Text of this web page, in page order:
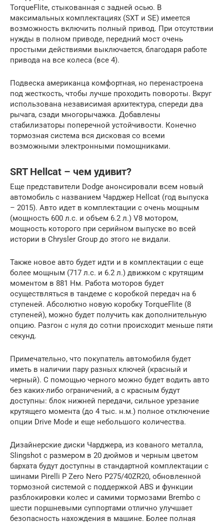
TorqueFlite, стыкованная с задней осью. В
максимальных комплектациях (SXT и SE) имеется
возможность включить полный привод. При отсутствии
нужды в полном приводе, передний мост очень
простыми действиями выключается, благодаря работе
привода на все колеса (все 4).
Подвеска американца комфортная, но перенастроена
под жесткость, чтобы лучше проходить повороты. Вкруг
использована независимая архитектура, спереди два
рычага, сзади многорычажка. Добавлены
стабилизаторы поперечной устойчивости. Конечно
тормозная система вся дисковая со всеми
возможными электронными помощниками.
SRT Hellcat – чем удивит?
Еще представители Dodge анонсировали всем новый
автомобиль с названием Чарджер Hellcat (год выпуска
– 2015). Авто идет в комплектации с очень мощным
(мощность 600 л.с. и объем 6.2 л.) V8 мотором,
мощность которого при серийном выпуске во всей
истории в Chrysler Group до этого не видали.
Также новое авто будет идти и в комплектации с еще
более мощным (717 л.с. и 6.2 л.) движком с крутящим
моментом в 881 Нм. Работа моторов будет
осуществляться в тандеме с коробкой передач на 6
ступеней. Абсолютно новую коробку TorqueFlite (8
ступеней), можно будет получить как дополнительную
опцию. Разгон с нуля до сотни происходит меньше пяти
секунд.
Примечательно, что покупатель автомобиля будет
иметь в наличии пару разных ключей (красный и
черный). С помощью черного можно будет водить авто
без каких-либо ограничений, а с красным будут
доступны: блок нижней передачи, сильное урезание
крутящего момента (до 4 тыс. н.м.) полное отключение
опции Drive Mode и еще небольшого количества.
Дизайнерские диски Чарджера, из кованого металла,
Slingshot с размером в 20 дюймов и черным цветом
бархата будут доступны в стандартной комплектации с
шинами Pirelli P Zero Nero P275/40ZR20, обновленной
тормозной системой с поддержкой ABS и функции
разблокировки колес и самими тормозами Brembo с
шести поршневыми суппортами отлично улучшает
безопасность нахождения в машине. Более полная